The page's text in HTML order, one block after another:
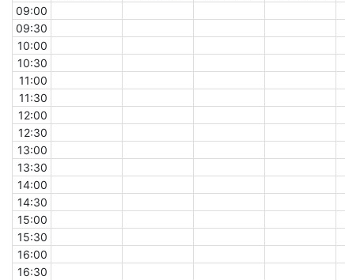
09:00
09:30
10:00
10:30
11:00
11:30
12:00
12:30
13:00
13:30
14:00
14:30
15:00
15:30
16:00
16:30